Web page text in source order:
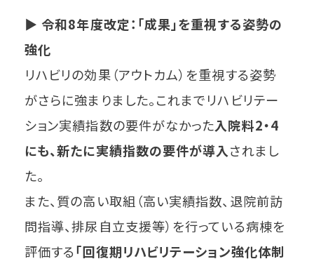
▶ 令和8年度改定：「成果」を重視する姿勢の
強化
リハビリの効果（アウトカム）を重視する姿勢
がさらに強まりました。これまでリハビリテー
ション実績指数の要件がなかった入院料2・4
にも、新たに実績指数の要件が導入されまし
た。
また、質の高い取組（高い実績指数、退院前訪
問指導、排尿自立支援等）を行っている病棟を
評価する「回復期リハビリテーション強化体制